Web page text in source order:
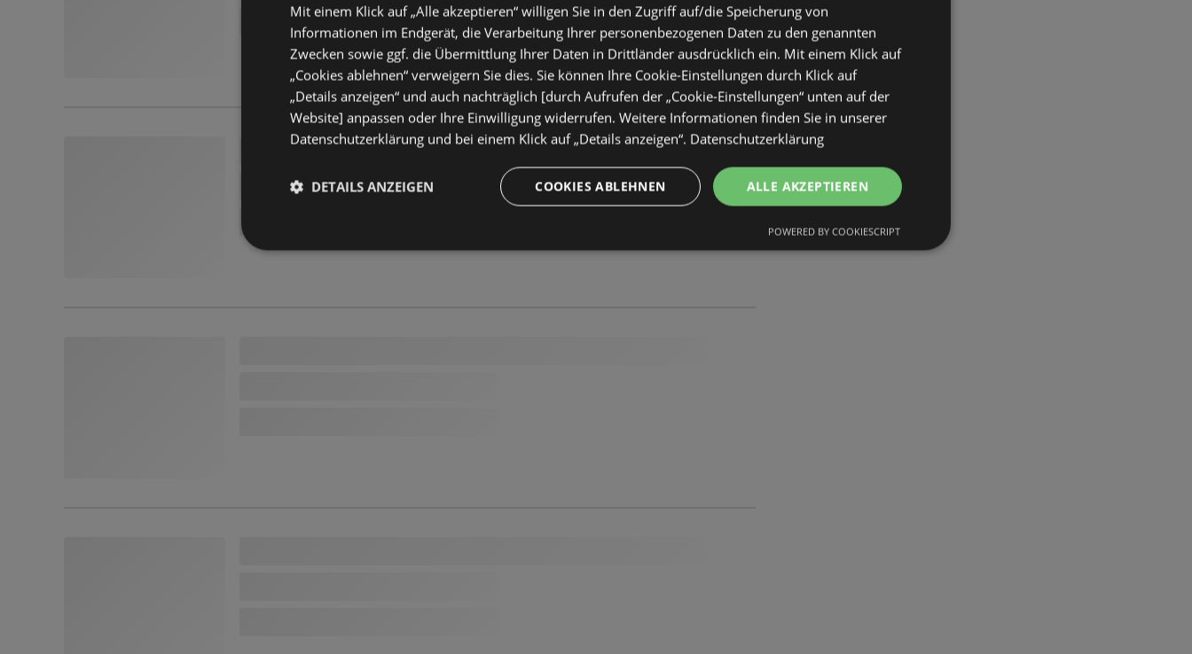
Mit einem Klick auf „Alle akzeptieren“ willigen Sie in den Zugriff auf/die Speicherung von
Informationen im Endgerät, die Verarbeitung Ihrer personenbezogenen Daten zu den genannten
Zwecken sowie ggf. die Übermittlung Ihrer Daten in Drittländer ausdrücklich ein. Mit einem Klick auf
„Cookies ablehnen“ verweigern Sie dies. Sie können Ihre Cookie-Einstellungen durch Klick auf
„Details anzeigen“ und auch nachträglich [durch Aufrufen der „Cookie-Einstellungen“ unten auf der
Website] anpassen oder Ihre Einwilligung widerrufen. Weitere Informationen finden Sie in unserer
Datenschutzerklärung und bei einem Klick auf „Details anzeigen“. Datenschutzerklärung
ALLE AKZEPTIEREN
COOKIES ABLEHNEN
DETAILS ANZEIGEN
POWERED BY COOKIESCRIPT